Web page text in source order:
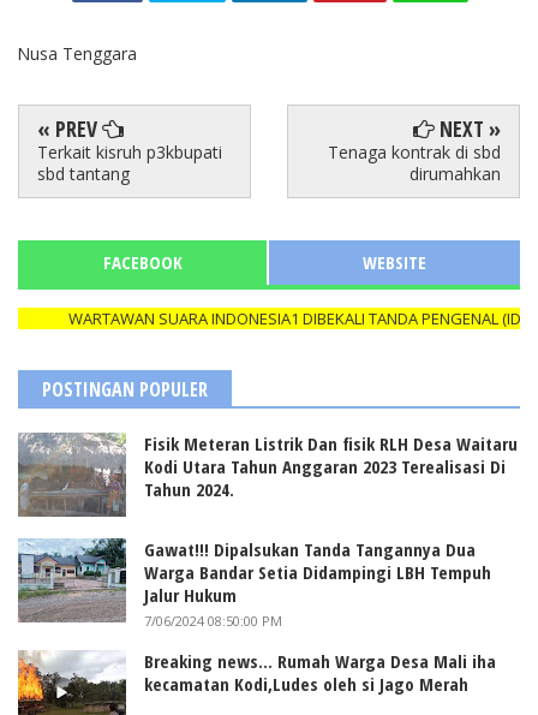
Nusa Tenggara
« PREV
Terkait kisruh p3kbupati
sbd tantang
NEXT »
Tenaga kontrak di sbd
dirumahkan
FACEBOOK WEBSITE
WARTAWAN SUARA INDONESIA1 DIBEKALI TANDA PENGENAL (ID
POSTINGAN POPULER
Fisik Meteran Listrik Dan fisik RLH Desa Waitaru
Kodi Utara Tahun Anggaran 2023 Terealisasi Di
Tahun 2024.
Gawat!!! Dipalsukan Tanda Tangannya Dua
Warga Bandar Setia Didampingi LBH Tempuh
Jalur Hukum
7/06/2024 08:50:00 PM
Breaking news... Rumah Warga Desa Mali iha
kecamatan Kodi,Ludes oleh si Jago Merah